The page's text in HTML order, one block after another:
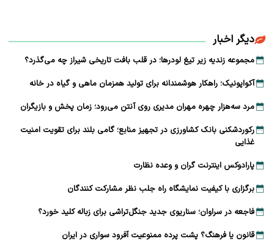
دیگر اخبار
مجموعه زندیه زیر تیغ لودرها؛ در قلب بافت تاریخی شیراز چه می‌گذرد؟
آکواپونیک؛ راهکار هوشمندانه برای تولید همزمان ماهی و گیاه در خانه
مرد سه‌هزار چهره مهران مدیری روی آنتن می‌رود؛ زمان پخش و بازیگران
رکوردشکنی بانک کشاورزی در تجهیز منابع؛ گامی بلند برای تقویت امنیت
غذایی
پارادوکس اینترنت گران و وعده نظارت
برگزاری با کیفیت نمایشگاه راه جلب نظر مشارکت‌ کنندگان
فاجعه در سراوان؛ سناریوی جدید جنگل‌تراشی برای زباله کلید خورد؟
قانون یا فرهنگ؟ پشت پرده ممنوعیت آفرود سواری در ایران